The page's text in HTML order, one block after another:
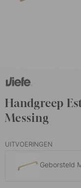
Handgreep
Messing
UITVOERINGEN
Geborsteld